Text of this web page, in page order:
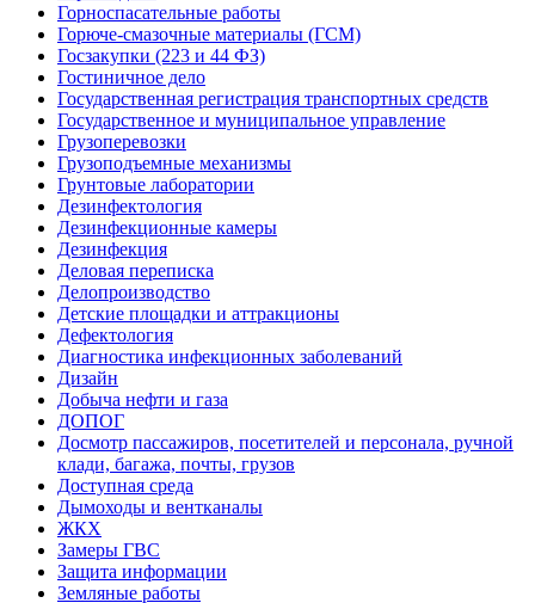
Горноспасательные работы
Горюче-смазочные материалы (ГСМ)
Госзакупки (223 и 44 ФЗ)
Гостиничное дело
Государственная регистрация транспортных средств
Государственное и муниципальное управление
Грузоперевозки
Грузоподъемные механизмы
Грунтовые лаборатории
Дезинфектология
Дезинфекционные камеры
Дезинфекция
Деловая переписка
Делопроизводство
Детские площадки и аттракционы
Дефектология
Диагностика инфекционных заболеваний
Дизайн
Добыча нефти и газа
ДОПОГ
Досмотр пассажиров, посетителей и персонала, ручной
клади, багажа, почты, грузов
Доступная среда
Дымоходы и вентканалы
ЖКХ
Замеры ГВС
Защита информации
Земляные работы